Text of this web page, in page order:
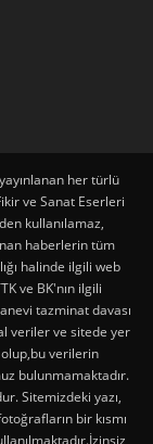
her türlü
ve Sanat Eserleri
kullanılamaz,
haberlerin tüm
halinde ilgili web
ve BK'nın ilgili
tazminat davası
veriler ve sitede yer
verilerin
bulunmamaktadır.
Sitemizdeki yazı,
bir kısmı